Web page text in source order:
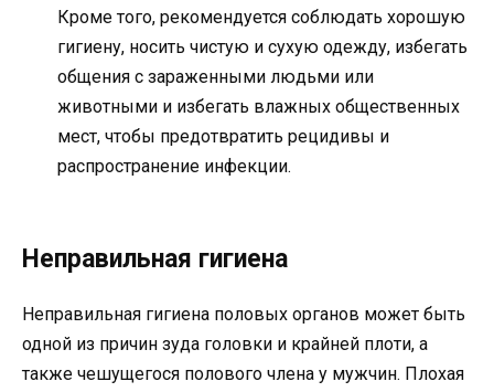
Кроме того, рекомендуется соблюдать хорошую
гигиену, носить чистую и сухую одежду, избегать
общения с зараженными людьми или
животными и избегать влажных общественных
мест, чтобы предотвратить рецидивы и
распространение инфекции.
Неправильная гигиена
Неправильная гигиена половых органов может быть
одной из причин зуда головки и крайней плоти, а
также чешущегося полового члена у мужчин. Плохая